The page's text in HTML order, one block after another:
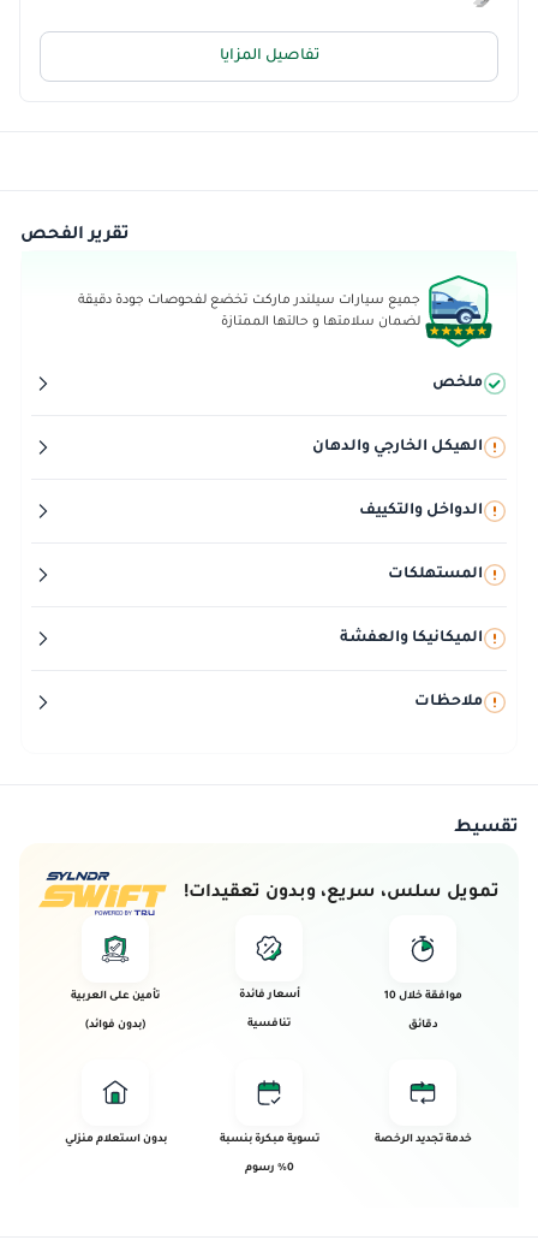
تفاصيل المزايا
تقرير الفحص
جميع سيارات سيلندر ماركت تخضع لفحوصات جودة دقيقة
لضمان سلامتها و حالتها الممتازة
ملخص
الهيكل الخارجي والدهان
الدواخل والتكييف
المستهلكات
الميكانيكا والعفشة
ملاحظات
تقسيط
تمويل سلس، سريع، وبدون تعقيدات!
موافقة خلال 10
دقائق
أسعار فائدة
تنافسية
تأمين على العربية
(بدون فوائد)
خدمة تجديد الرخصة تسوية مبكرة بنسبة
0% رسوم
بدون استعلام منزلي